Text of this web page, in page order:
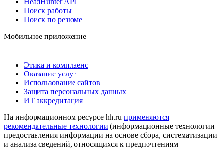
Поиск работы
Поиск по резюме
Мобильное приложение
Этика и комплаенс
Оказание услуг
Использование сайтов
Защита персональных данных
ИТ аккредитация
На информационном ресурсе hh.ru применяются
рекомендательные технологии (информационные технологии
предоставления информации на основе сбора, систематизации
и анализа сведений, относящихся к предпочтениям